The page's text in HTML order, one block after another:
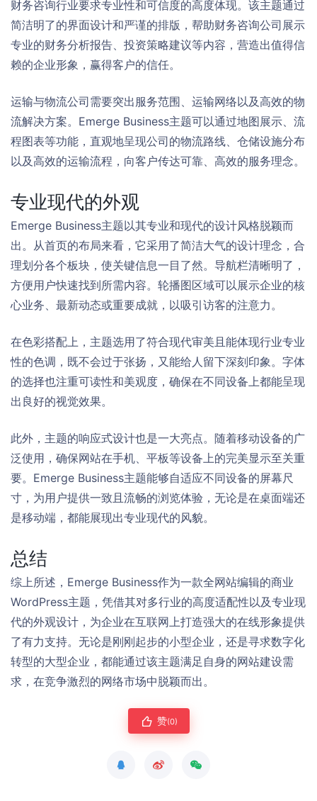
财务咨询行业要求专业性和可信度的高度体现。该主题通过
简洁明了的界面设计和严谨的排版，帮助财务咨询公司展示
专业的财务分析报告、投资策略建议等内容，营造出值得信
赖的企业形象，赢得客户的信任。
运输与物流公司需要突出服务范围、运输网络以及高效的物
流解决方案。Emerge Business主题可以通过地图展示、流
程图表等功能，直观地呈现公司的物流路线、仓储设施分布
以及高效的运输流程，向客户传达可靠、高效的服务理念。
专业现代的外观
Emerge Business主题以其专业和现代的设计风格脱颖而
出。从首页的布局来看，它采用了简洁大气的设计理念，合
理划分各个板块，使关键信息一目了然。导航栏清晰明了，
方便用户快速找到所需内容。轮播图区域可以展示企业的核
心业务、最新动态或重要成就，以吸引访客的注意力。
在色彩搭配上，主题选用了符合现代审美且能体现行业专业
性的色调，既不会过于张扬，又能给人留下深刻印象。字体
的选择也注重可读性和美观度，确保在不同设备上都能呈现
出良好的视觉效果。
此外，主题的响应式设计也是一大亮点。随着移动设备的广
泛使用，确保网站在手机、平板等设备上的完美显示至关重
要。Emerge Business主题能够自适应不同设备的屏幕尺
寸，为用户提供一致且流畅的浏览体验，无论是在桌面端还
是移动端，都能展现出专业现代的风貌。
总结
综上所述，Emerge Business作为一款全网站编辑的商业
WordPress主题，凭借其对多行业的高度适配性以及专业现
代的外观设计，为企业在互联网上打造强大的在线形象提供
了有力支持。无论是刚刚起步的小型企业，还是寻求数字化
转型的大型企业，都能通过该主题满足自身的网站建设需
求，在竞争激烈的网络市场中脱颖而出。
赞(0)